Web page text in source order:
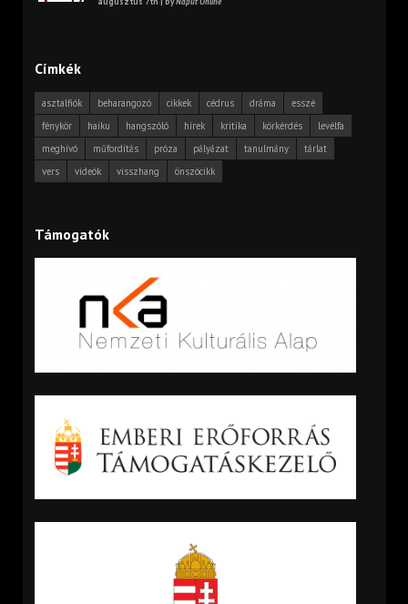
Címkék
asztalfiók beharangozó cikkek cédrus dráma
esszé
fénykör
haiku hangszóló hírek kritika körkérdés
levélfa
meghívó
műfordítás próza pályázat tanulmány
tárlat
vers
videók visszhang önszócikk
Támogatók